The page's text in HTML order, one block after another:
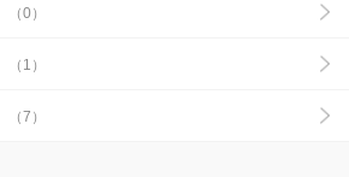
（0）
（1）
（7）